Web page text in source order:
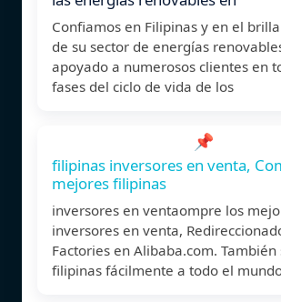
Confiamos en Filipinas y en el
de su sector de energías
apoyado a numerosos clientes en
fases del ciclo de vida de los
📌
filipinas inversores en venta,
mejores filipinas
inversores en ventaompre los
inversores en venta,
Factories en Alibaba.com.
filipinas fácilmente a todo el